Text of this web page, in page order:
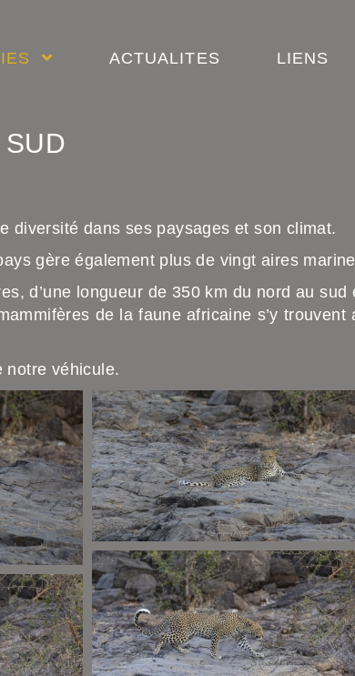
ACTUALITES LIENS
diversité dans ses paysages et son climat.
gère également plus de vingt aires
d’une longueur de 350 km du nord au sud
de la faune africaine s’y trouvent
notre véhicule.